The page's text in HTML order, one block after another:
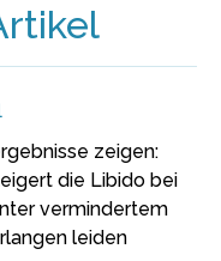
zeigen:
die Libido bei
vermindertem
leiden